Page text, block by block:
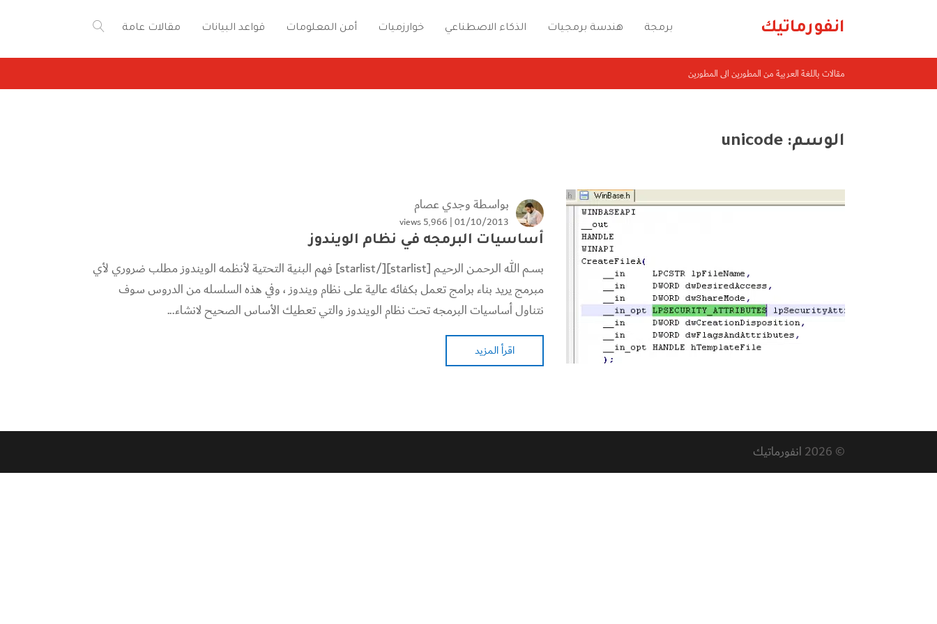
انفورماتيك برمجة هندسة برمجيات الذكاء الاصطناعي خوارزميات أمن المعلومات قواعد البيانات مقالات عامة
مقالات باللغة العربية من المطورين الى المطورين
الوسم: unicode
بواسطةوجدي عصام
01/10/2013 | 5٬966 views
أساسيات البرمجه في نظام الويندوز
بســم الله الـرحمــن الرحيــم [starlist][/starlist] فهم البنية التحتية لأنظمه الويندوز مطلب ضروري لأي
مبرمج يريد بناء برامج تعمل بكفائه عالية على نظام ويندوز ، وفي هذه السلسله من الدروس سوف
نتناول أساسيات البرمجه تحت نظام الويندوز والتي تعطيك الأساس الصحيح لانشاء...
اقرأ المزيد
© 2026 انفورماتيك